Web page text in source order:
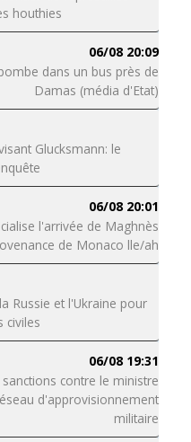
houthies
06/08 20:09
dans un bus près de
Damas (média d'Etat)
Glucksmann: le
06/08 20:01
l'arrivée de Maghnès
de Monaco lle/ah
Russie et l'Ukraine pour
civiles
06/08 19:31
contre le ministre
d'approvisionnement
militaire